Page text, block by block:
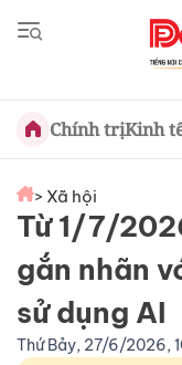
Chính trịKinh
> Xã hội
Từ 1/7/
gắn nhãn
sử dụng AI
Thứ Bảy, 27/6/2026,